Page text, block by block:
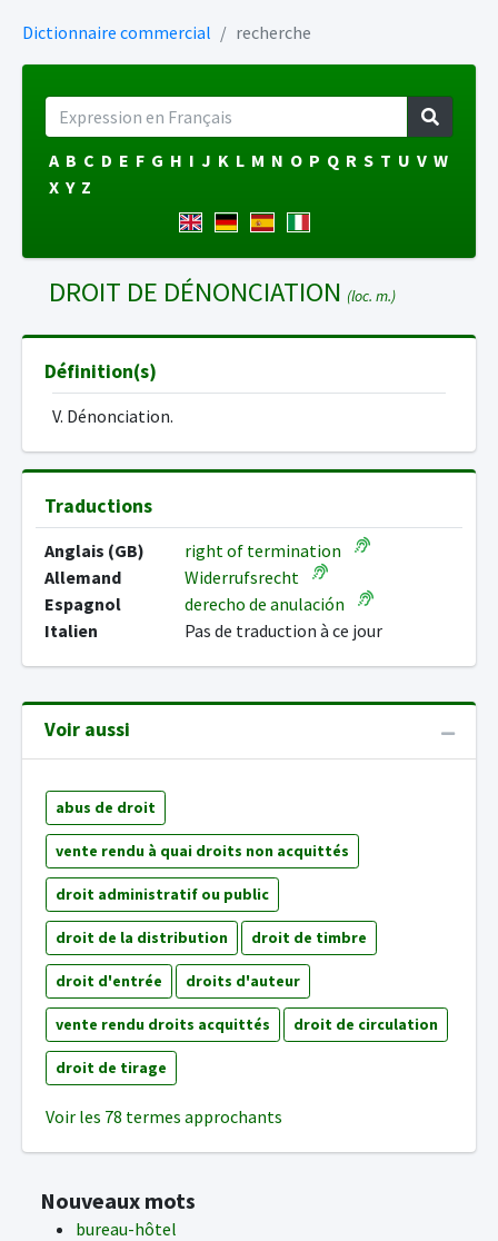
Dictionnaire commercial recherche
A B C D E F G H I J K L M N O P Q R S T U V W
X Y Z
DROIT DE DÉNONCIATION (loc. m.)
Définition(s)
V. Dénonciation.
Traductions
Anglais (GB)
right of termination
Allemand
Widerrufsrecht
Espagnol
derecho de anulación
Italien
Pas de traduction à ce jour
Voir aussi
abus de droit
vente rendu à quai droits non acquittés
droit administratif ou public
droit de la distribution droit de timbre
droit d'entrée droits d'auteur
vente rendu droits acquittés droit de circulation
droit de tirage
Voir les 78 termes approchants
Nouveaux mots
bureau-hôtel